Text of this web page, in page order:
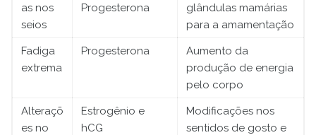
as nos
seios
Progesterona
glândulas mamárias
para a amamentação
Fadiga
extrema
Progesterona
Aumento da
produção de energia
pelo corpo
Alteraçõ
es no
Estrogênio e
hCG
Modificações nos
sentidos de gosto e